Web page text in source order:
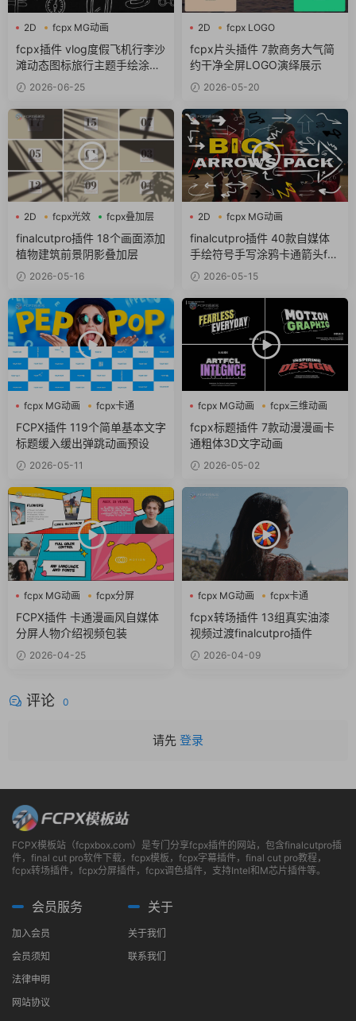
2D
fcpx MG动画
fcpx卡通
fcpx插件 vlog度假飞机行李沙
滩动态图标旅行主题手绘涂鸦
包 2026-06-25
2D
fcpx LOGO
fcpx MG动画
fcpx片头插件 7款商务大气简
约干净全屏LOGO演绎展示
2026-05-20
2D fcpx光效 fcpx叠加层
finalcutpro插件 18个画面添加
植物建筑前景阴影叠加层
2026-05-16
2D
fcpx MG动画
fcpx卡通
finalcutpro插件 40款自媒体
手绘符号手写涂鸦卡通箭头fc
px插件
2026-05-15
fcpx MG动画
fcpx卡通
fcpx字幕
FCPX插件 119个简单基本文字
标题缓入缓出弹跳动画预设
2026-05-11
fcpx MG动画
fcpx三维动画
fcpx卡通
fcpx标题插件 7款动漫漫画卡
通粗体3D文字动画
2026-05-02
fcpx MG动画
fcpx分屏
fcpx卡通
FCPX插件 卡通漫画风自媒体
分屏人物介绍视频包装
2026-04-25
fcpx MG动画
fcpx卡通
fcpx图形动画
fcpx转场插件 13组真实油漆
视频过渡finalcutpro插件
2026-04-09
评论 0
请先 登录
FCPX模板站（fcpxbox.com）是专门分享fcpx插件的网站，包含finalcutpro插
件，final cut pro软件下载，fcpx模板，fcpx字幕插件，final cut pro教程，
fcpx转场插件，fcpx分屏插件，fcpx调色插件，支持Intel和M芯片插件等。
会员服务
加入会员
会员须知
法律申明
网站协议
关于
关于我们
联系我们